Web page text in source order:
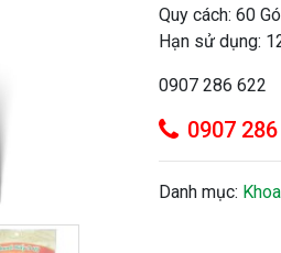
Quy cách: 60
Hạn sử dụng:
0907 286 622
0907
Danh mục: